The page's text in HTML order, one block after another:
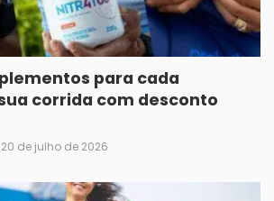
para cada
corrida com desconto
20 de julho de 2026